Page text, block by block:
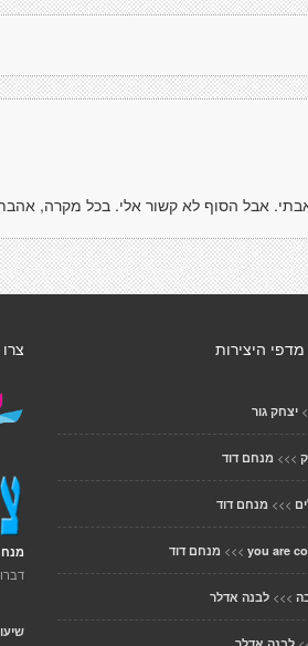
אבל הסוף לא קשור אלי. בכל מקרה,
היצירות
יצחק גור
>>> מנחם דוד
>>> מנחם דוד
you are
>>> מנחם דוד
>>> לבנה אדלר